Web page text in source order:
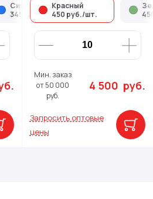
Синий
345 руб./шт.
Серый
240 руб./шт.
Красный
450 руб./шт.
Мин. заказ
от 50 000
руб.
4 500 руб.
Запросить оптовые
цены